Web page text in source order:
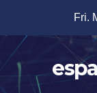
content
Fri.